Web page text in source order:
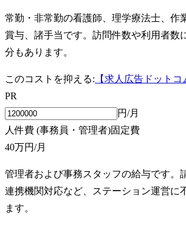
常勤・非常勤の看護師、理学療法士、作
賞与、諸手当です。訪問件数や利用者数
分もあります。
このコストを抑える: 【求人広告ドットコ
PR
円/月
人件費 (事務員・管理者)固定費
40万円/月
管理者および事務スタッフの給与です。
連携機関対応など、ステーション運営に
ます。